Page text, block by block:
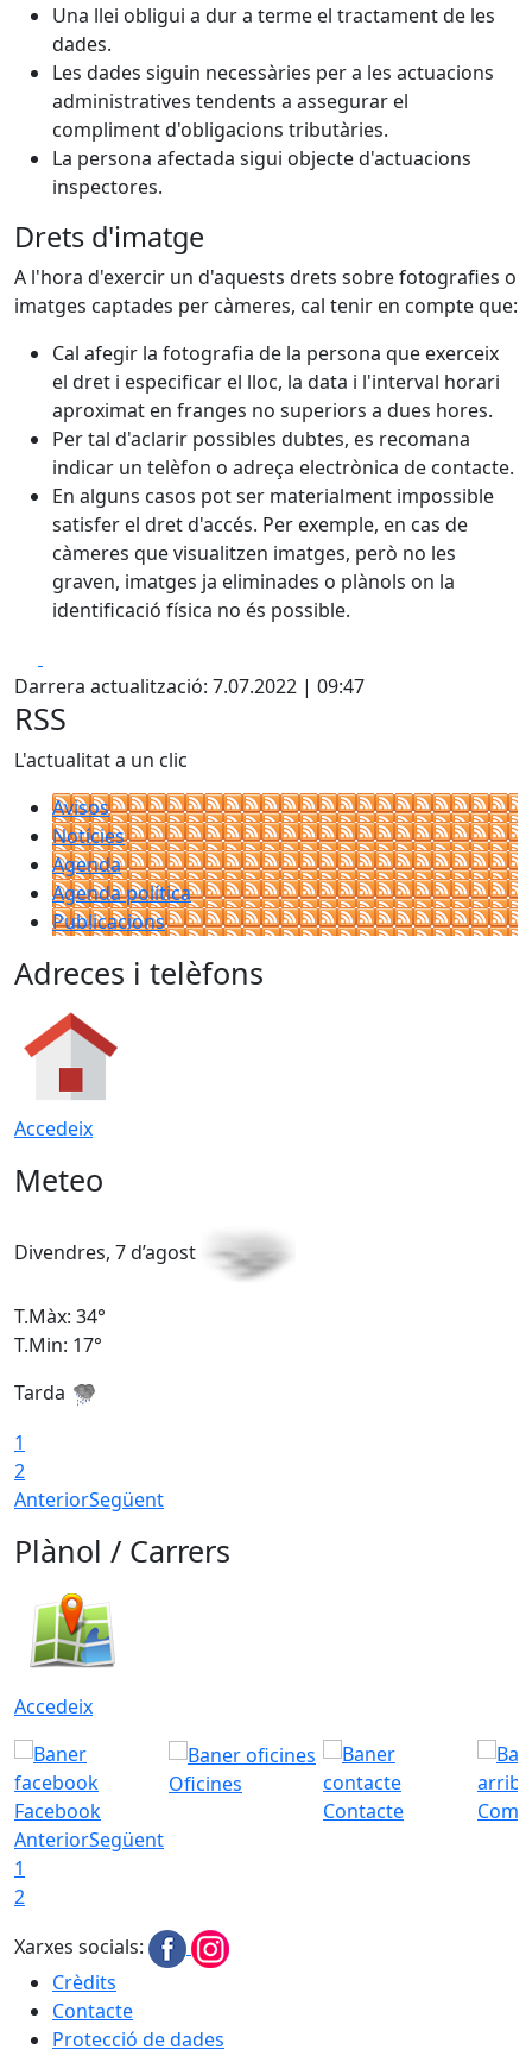
Una llei obligui a dur a terme el tractament de les
dades.
Les dades siguin necessàries per a les actuacions
administratives tendents a assegurar el
compliment d'obligacions tributàries.
La persona afectada sigui objecte d'actuacions
inspectores.
Drets d'imatge
A l'hora d'exercir un d'aquests drets sobre fotografies o
imatges captades per càmeres, cal tenir en compte que:
Cal afegir la fotografia de la persona que exerceix
el dret i especificar el lloc, la data i l'interval horari
aproximat en franges no superiors a dues hores.
Per tal d'aclarir possibles dubtes, es recomana
indicar un telèfon o adreça electrònica de contacte.
En alguns casos pot ser materialment impossible
satisfer el dret d'accés. Per exemple, en cas de
càmeres que visualitzen imatges, però no les
graven, imatges ja eliminades o plànols on la
identificació física no és possible.
Darrera actualització: 7.07.2022 | 09:47
RSS
L'actualitat a un clic
Avisos
Notícies
Agenda
Agenda política
Publicacions
Adreces i telèfons
Accedeix
Meteo
Divendres, 7 d’agost
T.Màx: 34°
T.Min: 17°
Tarda
1
2
AnteriorSegüent
Plànol / Carrers
Accedeix
Facebook
Oficines
Contacte
Com
AnteriorSegüent
1
2
Xarxes socials:
Crèdits
Contacte
Protecció de dades